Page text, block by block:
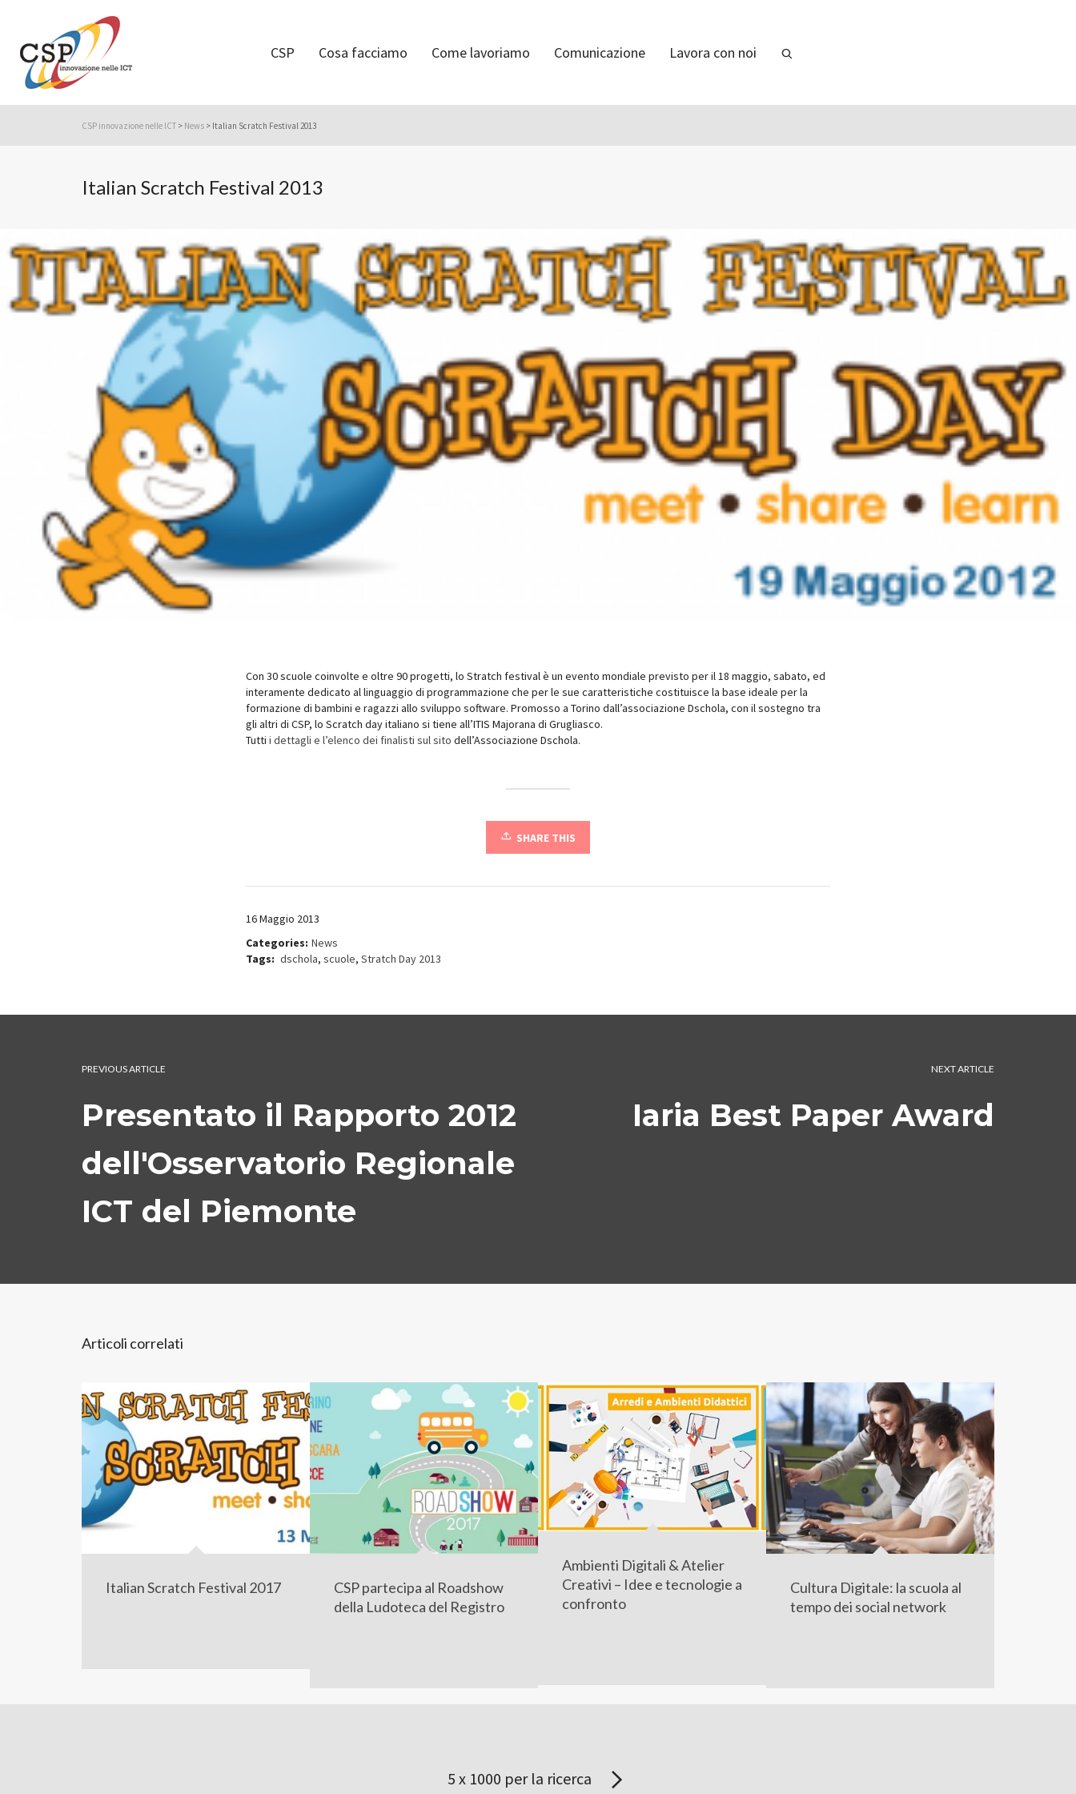
CSP Cosa facciamo Come lavoriamo Comunicazione Lavora con noi
CSP innovazione nelle ICT > News > Italian Scratch Festival 2013
Italian Scratch Festival 2013
Con 30 scuole coinvolte e oltre 90 progetti, lo Stratch festival è un evento mondiale previsto per il 18 maggio, sabato, ed
interamente dedicato al linguaggio di programmazione che per le sue caratteristiche costituisce la base ideale per la
formazione di bambini e ragazzi allo sviluppo software. Promosso a Torino dall’associazione Dschola, con il sostegno tra
gli altri di CSP, lo Scratch day italiano si tiene all’ITIS Majorana di Grugliasco.
Tutti i dettagli e l’elenco dei finalisti sul sito dell’Associazione Dschola.
SHARE THIS
16 Maggio 2013
Categories: News
Tags: dschola, scuole, Stratch Day 2013
NEXT ARTICLE
Iaria Best Paper Award
PREVIOUS ARTICLE
Presentato il Rapporto 2012
dell'Osservatorio Regionale
ICT del Piemonte
Articoli correlati
Italian Scratch Festival 2017
CSP partecipa al Roadshow
della Ludoteca del Registro
Ambienti Digitali & Atelier
Creativi – Idee e tecnologie a
confronto
Cultura Digitale: la scuola al
tempo dei social network
5 x 1000 per la ricerca